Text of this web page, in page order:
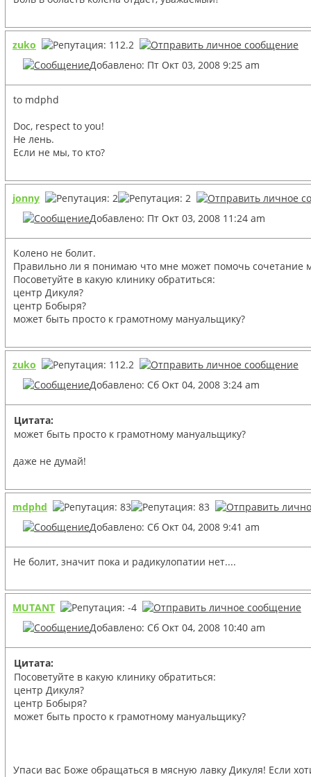
zuko
Добавлено: Пт Окт 03, 2008 9:25 am
to mdphd
Doc, respect to you!
Не лень.
Если не мы, то кто?
jonny
Добавлено: Пт Окт 03, 2008 11:24 am
Колено не болит.
Правильно ли я понимаю что мне может помочь сочетание
Посоветуйте в какую клинику обратиться:
центр Дикуля?
центр Бобыря?
может быть просто к грамотному мануальщику?
zuko
Добавлено: Сб Окт 04, 2008 3:24 am
Цитата:
может быть просто к грамотному мануальщику?
даже не думай!
mdphd
Добавлено: Сб Окт 04, 2008 9:41 am
Не болит, значит пока и радикулопатии нет....
MUTANT
Добавлено: Сб Окт 04, 2008 10:40 am
Цитата:
Посоветуйте в какую клинику обратиться:
центр Дикуля?
центр Бобыря?
может быть просто к грамотному мануальщику?
Упаси вас Боже обращаться в мясную лавку Дикуля! Если